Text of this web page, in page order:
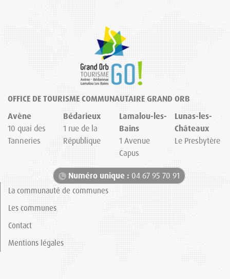
OFFICE DE TOURISME COMMUNAUTAIRE GRAND ORB
Avène
10 quai des
Tanneries
Bédarieux
1 rue de la
République
Lamalou-les-
Bains
1 Avenue
Capus
Lunas-les-
Châteaux
Le Presbytère
Numéro unique : 04 67 95 70 91
La communauté de communes
Les communes
Contact
Mentions légales